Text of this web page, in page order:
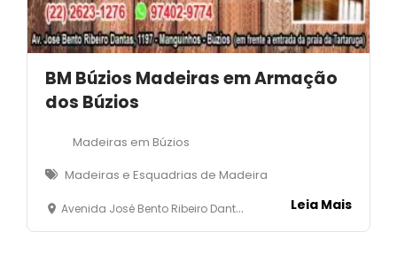
BM Búzios Madeiras em Armação
dos Búzios
Madeiras em Búzios
Madeiras e Esquadrias de Madeira
Avenida José Bento Ribeiro Dantas, 1.197, Manguinhos - Armação dos Búzios Leia Mais